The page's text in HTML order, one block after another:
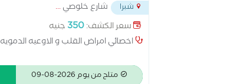
شبرا شارع خلوصي...
سعر الكشف:350 جنيه
اخصائي امراض القلب و الاوعيه
متاح من يوم 2026-08-09